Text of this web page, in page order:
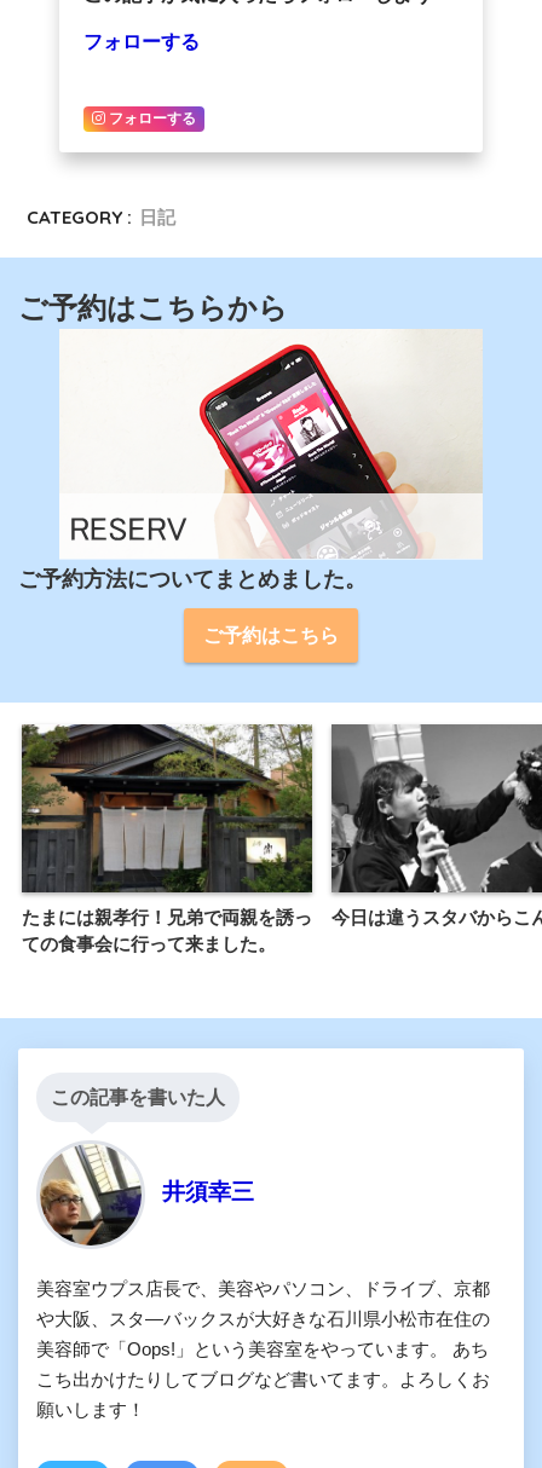
フォローする
フォローする
CATEGORY : 日記
ご予約はこちらから
ご予約方法についてまとめました。
ご予約はこちら
たまには親孝行！兄弟で両親を誘っ
ての食事会に行って来ました。
今日は違うスタバからこ
この記事を書いた人
井須幸三
美容室ウプス店長で、美容やパソコン、ドライブ、京都
や大阪、スタ―バックスが大好きな石川県小松市在住の
美容師で「Oops!」という美容室をやっています。 あち
こち出かけたりしてブログなど書いてます。よろしくお
願いします！